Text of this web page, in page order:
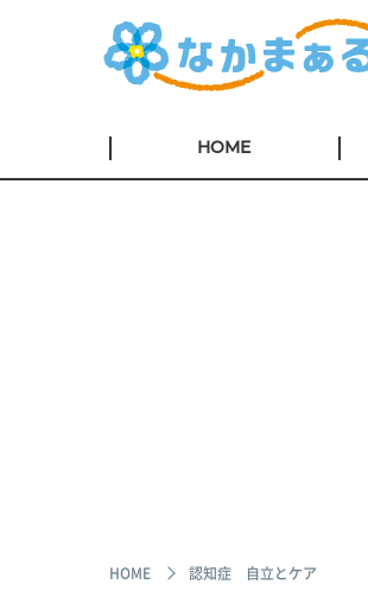
HOME
HOME 認知症 自立とケア